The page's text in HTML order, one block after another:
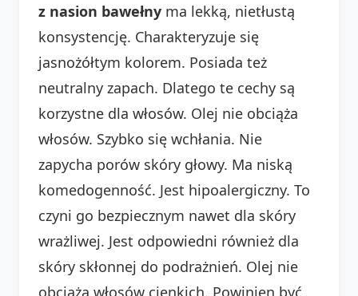
z nasion bawełny ma lekką, nietłustą
konsystencję. Charakteryzuje się
jasnożółtym kolorem. Posiada też
neutralny zapach. Dlatego te cechy są
korzystne dla włosów. Olej nie obciąża
włosów. Szybko się wchłania. Nie
zapycha porów skóry głowy. Ma niską
komedogenność. Jest hipoalergiczny. To
czyni go bezpiecznym nawet dla skóry
wrażliwej. Jest odpowiedni również dla
skóry skłonnej do podrażnień. Olej nie
obciąża włosów cienkich. Powinien być